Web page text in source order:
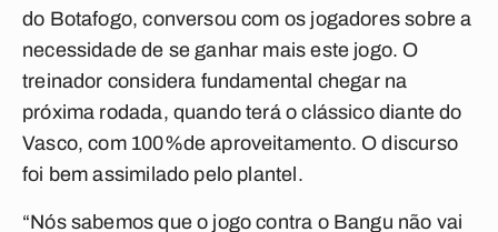
do Botafogo, conversou com os jogadores sobre a
necessidade de se ganhar mais este jogo. O
treinador considera fundamental chegar na
próxima rodada, quando terá o clássico diante do
Vasco, com 100%de aproveitamento. O discurso
foi bem assimilado pelo plantel.
“Nós sabemos que o jogo contra o Bangu não vai